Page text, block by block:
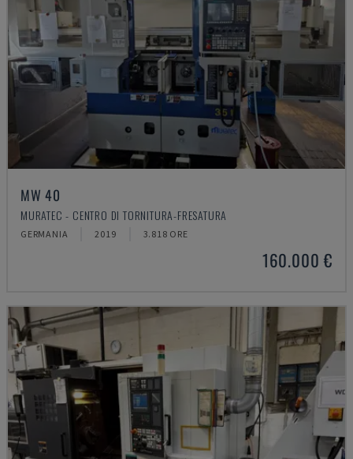
MW 40
MURATEC - CENTRO DI TORNITURA-FRESATURA
GERMANIA 2019 3.818 ORE
160.000 €